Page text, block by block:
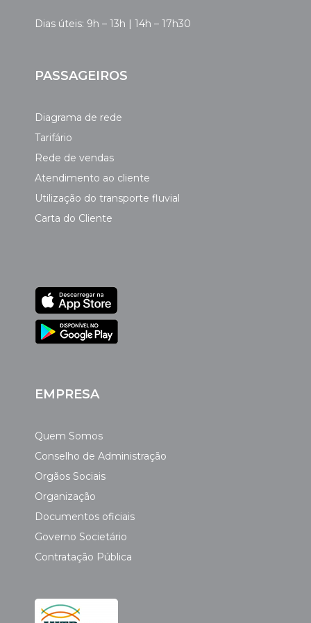
Dias úteis: 9h – 13h | 14h – 17h30
PASSAGEIROS
Diagrama de rede
Tarifário
Rede de vendas
Atendimento ao cliente
Utilização do transporte fluvial
Carta do Cliente
EMPRESA
Quem Somos
Conselho de Administração
Orgãos Sociais
Organização
Documentos oficiais
Governo Societário
Contratação Pública